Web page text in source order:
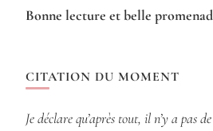
Bonne lecture et belle
CITATION DU MOMENT
Je déclare qu’après tout, il n’y a pas